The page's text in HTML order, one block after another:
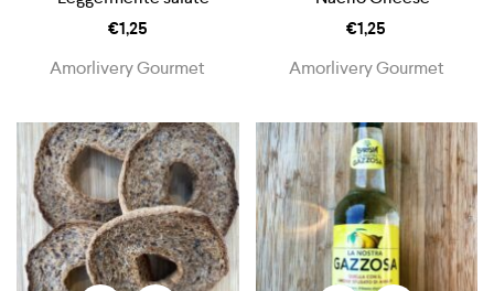
€1,25
Amorlivery Gourmet
€1,25
Amorlivery Gourmet